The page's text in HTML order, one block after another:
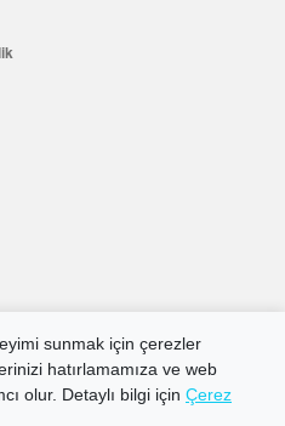
sunmak için çerezler
hatırlamamıza ve web
olur. Detaylı bilgi için Çerez